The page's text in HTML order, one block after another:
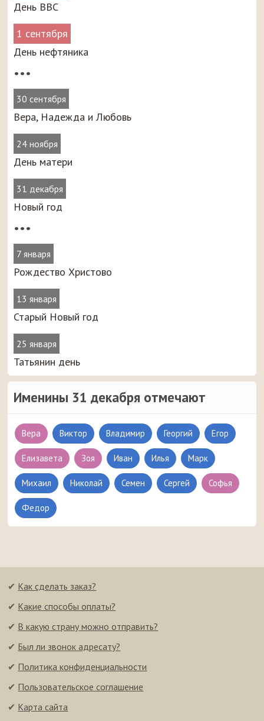
День ВВС
1 сентября
День нефтяника
•••
30 сентября
Вера, Надежда и Любовь
24 ноября
День матери
31 декабря
Новый год
•••
7 января
Рождество Христово
13 января
Старый Новый год
25 января
Татьянин день
Именины 31 декабря отмечают
Вера Виктор Владимир Георгий Егор
Елизавета Зоя Иван Илья Марк
Михаил Николай Семен Сергей Софья
Федор
✔ Как сделать заказ?
✔ Какие способы оплаты?
✔ В какую страну можно отправить?
✔ Был ли звонок адресату?
✔ Политика конфиденциальности
✔ Пользовательское соглашение
✔ Карта сайта